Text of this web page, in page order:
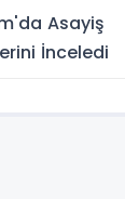
Asayiş
İnceledi